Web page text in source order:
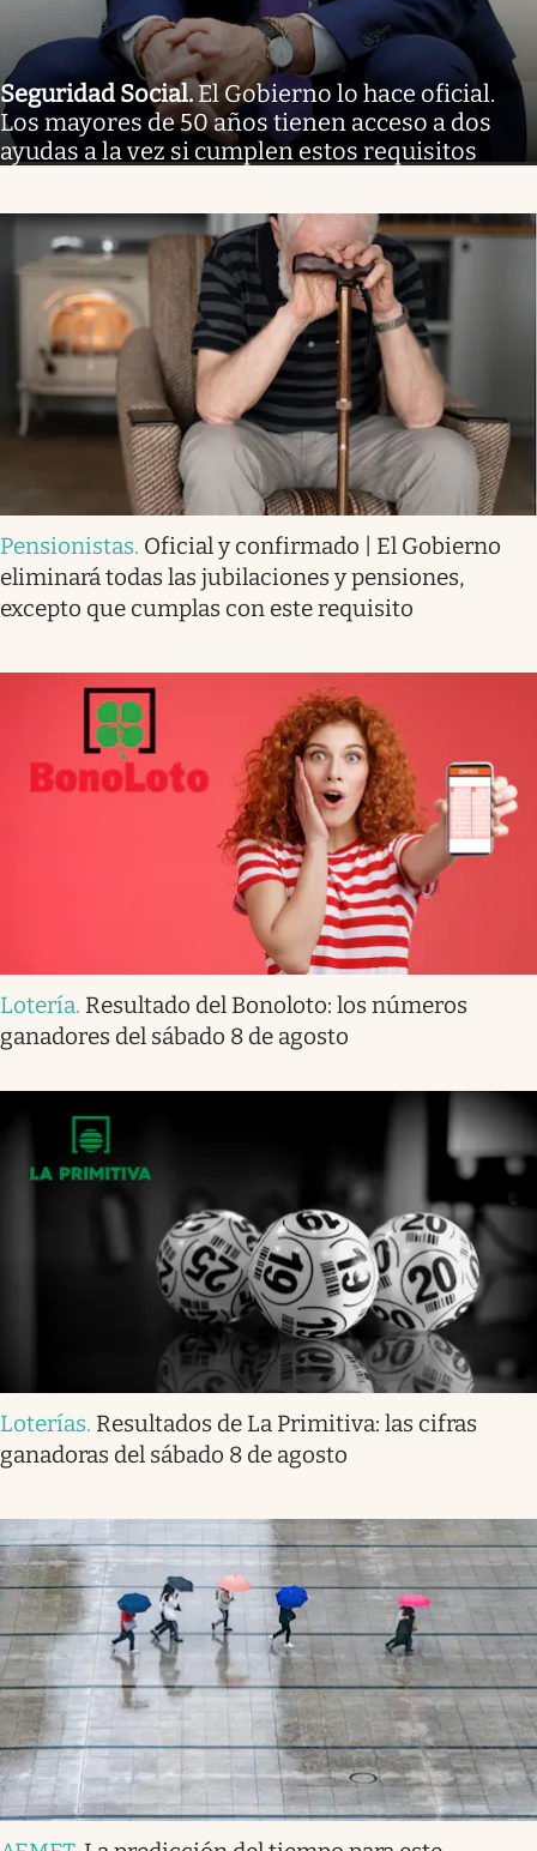
Seguridad Social.El Gobierno lo hace oficial.
Los mayores de 50 años tienen acceso a dos
ayudas a la vez si cumplen estos requisitos
Pensionistas. Oficial y confirmado | El Gobierno
eliminará todas las jubilaciones y pensiones,
excepto que cumplas con este requisito
Lotería. Resultado del Bonoloto: los números
ganadores del sábado 8 de agosto
Loterías. Resultados de La Primitiva: las cifras
ganadoras del sábado 8 de agosto